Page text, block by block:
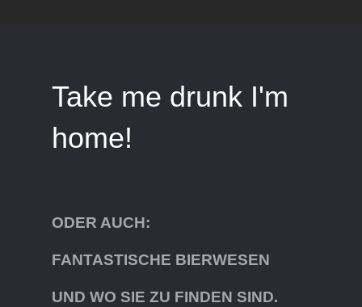
Take me drunk I'm
home!
ODER AUCH:
FANTASTISCHE BIERWESEN
UND WO SIE ZU FINDEN SIND.